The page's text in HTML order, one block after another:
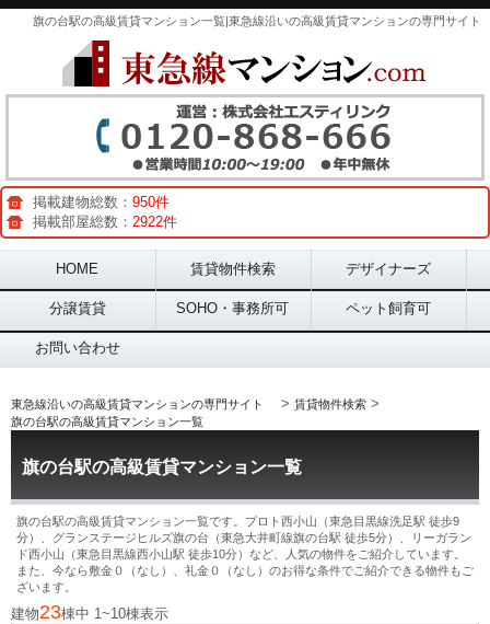
旗の台駅の高級賃貸マンション一覧|東急線沿いの高級賃貸マンションの専門サイト
掲載建物総数： 950件
掲載部屋総数： 2922件
Main menu
HOME 賃貸物件検索 デザイナーズ
分譲賃貸 SOHO・事務所可 ペット飼育可
お問い合わせ
東急線沿いの高級賃貸マンションの専門サイト > 賃貸物件検索 >
旗の台駅の高級賃貸マンション一覧
旗の台駅の高級賃貸マンション一覧
旗の台駅の高級賃貸マンション一覧です。プロト西小山（東急目黒線洗足駅 徒歩9
分）、グランステージヒルズ旗の台（東急大井町線旗の台駅 徒歩5分）、リーガラン
ド西小山（東急目黒線西小山駅 徒歩10分）など、人気の物件をご紹介しています。
また、今なら敷金０（なし）、礼金０（なし）のお得な条件でご紹介できる物件もご
ざいます。
建物23棟中 1~10棟表示